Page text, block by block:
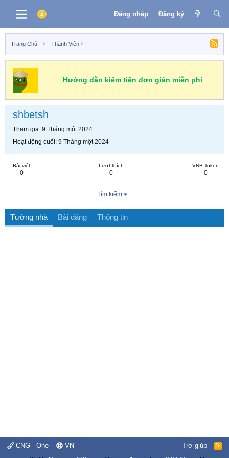
Đăng nhập Đăng ký
Trang Chủ Thành Viên
Hướng dẫn kiếm tiền đơn giản miễn phí
shbetsh
Tham gia 9 Tháng một 2024
Hoạt động cuối 9 Tháng một 2024
Bài viết
0
Lượt thích
0
VNB Token
0
Tìm kiếm
Tường nhà Bài đăng Thông tin
CNG - One VN Trợ giúp
R